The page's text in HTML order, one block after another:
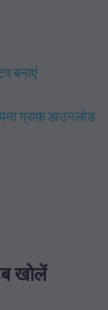
बनाएं
ग्राफ़ डाउनलोड
खोलें